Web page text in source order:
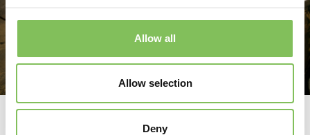
Allow all
Allow selection
Deny